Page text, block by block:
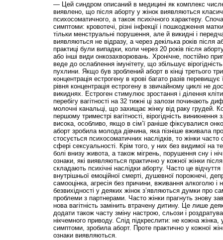
— Цей синдром описаний в медицині як комплекс
виявлено, що після аборту у жінок виявляються
психосоматичного, а також психічного характеру.
симптоми: кровотечі, різні інфекції і пошкодження
тільки менструальні порушення, але й викидні і
виявляються не відразу, а через декілька років після
практиці були випадки, коли через 20 років після
або інші види онкозахворювань. Хронічне, постійно
веде до ослаблення імунітету, що збільшує
пухлини. Якщо був зроблений аборт в кінці третього
концентрація естрогену в крові багато разів перевищує
рівня концентрація естрогену в звичайному циклі не
викиднях. Естроген стимулює зростання і ділення
перебігу вагітності на 32 тижні ці залози починають
молочні канальці, що захищає жінку від раку грудей.
першому триместрі вагітності, віро­гідність виникнення
висока, особливо, якщо в сім’ї раніше фіксувалися
аборт зробила молода дівчина, яка пізніше вживала
стосується психосоматичних наслідків, то жінки
сфері сексуальності. Крім того, у них без видимої на
болі внизу живота, а також мігрень, порушення сну і
ознаки, які виявляються практично у кожної жінки
складають психічні наслідки аборту. Часто це
внутрішньої емоційної смерті, душевної порожнечі,
самооцінка, агресія без причини, вживання алкоголю і
безвихідності у деяких жінок з’являються думки про
проблеми з партнерами. Часто жінки прагнуть знову
нова вагітність замінить втрачену дитину. Це лише
додати також часту зміну настрою, сльози і
нікчемного приводу. Слід підкреслити: не кожна жінка,
симптоми, зробила аборт. Проте практично у кожної
ознаки виявляються.